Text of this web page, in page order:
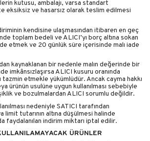
kutusu, ambalajı, varsa standart
eksiksiz ve hasarsız olarak teslim edilmesi
kendisine ulaşmasından itibaren en geç
toplam bedeli ve ALICI’yı borç altına sokan
etmek ve 20 günlük süre içerisinde malı iade
kaynaklanan bir nedenle malın değerinde bir
imkânsızlaşırsa ALICI kusuru oranında
tazmin etmekle yükümlüdür. Ancak cayma hakkı
ürünün usulüne uygun kullanılması sebebiyle
ve bozulmalardan ALICI sorumlu değildir.
nedeniyle SATICI tarafından
limit tutarının altına düşülmesi halinde
faydalanılan indirim miktarı iptal edilir.
ÜRÜNLER